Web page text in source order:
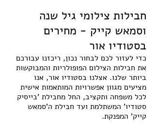
חבילות צילומי גיל שנה
וסמאש קייק - מחירים
בסטודיו אור
כדי לעזור לכם לבחור נכון, ריכזנו עבורכם
את חבילות הצילום הפופולריות והמבוקשות
ביותר שלנו. אצלנו בסטודיו אור, אנו
מציעים מגוון אפשרויות המותאמות אישית
לכל משפחה ותקציב, החל מחבילת 'בייסיק
סטודיו' המשתלמת ועד חבילת ה'סמאש
קייק' המפנקת.